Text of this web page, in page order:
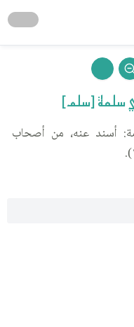
أسند عنه، من أصحاب